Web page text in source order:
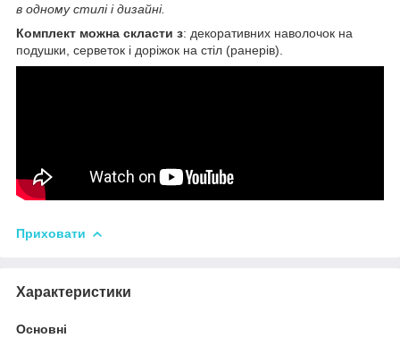
в одному стилі і дизайні.
Комплект можна скласти з: декоративних наволочок на
подушки, серветок і доріжок на стіл (ранерів).
Приховати
Характеристики
Основні